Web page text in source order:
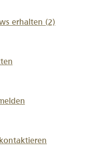
erhalten (2)